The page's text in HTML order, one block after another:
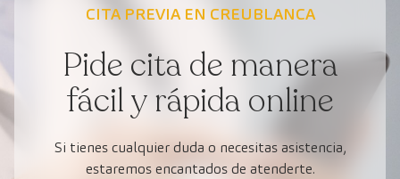
CITA PREVIA EN CREUBLANCA
Pide cita de manera
fácil y rápida online
Si tienes cualquier duda o necesitas asistencia,
estaremos encantados de atenderte.